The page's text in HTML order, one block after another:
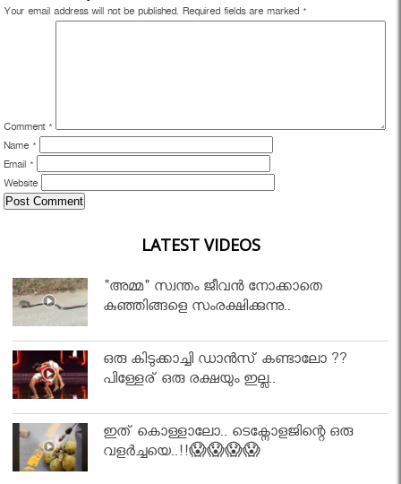
Your email address will not be published. Required fields are marked *
Comment *
Name *
Email *
Website
LATEST VIDEOS
"അമ്മ" സ്വന്തം ജീവൻ നോക്കാതെ
കുഞ്ഞിങ്ങളെ സംരക്ഷിക്കുന്നു..
ഒരു കിടുക്കാച്ചി ഡാൻസ് കണ്ടാലോ ??
പിള്ളേര് ഒരു രക്ഷയും ഇല്ല..
ഇത് കൊള്ളാലോ.. ടെക്നോളജിന്റെ ഒരു
വളർച്ചയെ..!!😱😱😱😱